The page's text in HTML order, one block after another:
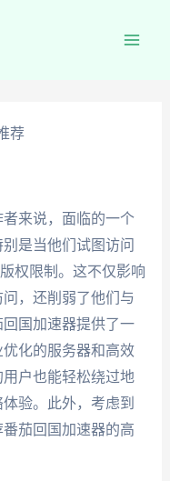
荐
来说，面临的一个
是当他们试图访问
权限制。这不仅影响
，还削弱了他们与
国加速器提供了一
化的服务器和高效
户也能轻松绕过地
验。此外，考虑到
茄回国加速器的高